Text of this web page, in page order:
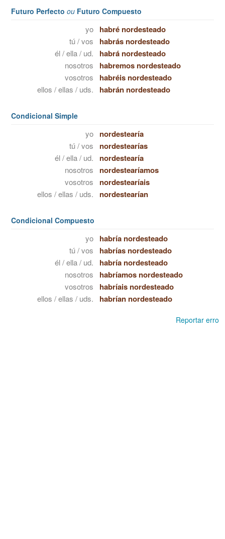
Futuro Perfecto ou Futuro Compuesto
yo habré nordesteado
tú / vos habrás nordesteado
él / ella / ud. habrá nordesteado
nosotros habremos nordesteado
vosotros habréis nordesteado
ellos / ellas / uds. habrán nordesteado
Condicional Simple
yo nordestearía
tú / vos nordestearías
él / ella / ud. nordestearía
nosotros nordestearíamos
vosotros nordestearíais
ellos / ellas / uds. nordestearían
Condicional Compuesto
yo habría nordesteado
tú / vos habrías nordesteado
él / ella / ud. habría nordesteado
nosotros habríamos nordesteado
vosotros habríais nordesteado
ellos / ellas / uds. habrían nordesteado
Reportar erro